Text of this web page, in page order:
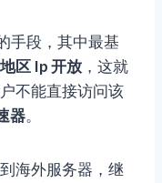
手段，其中最基
区 Ip 开放 ，这就
不能直接访问该
器。
海外服务器，继